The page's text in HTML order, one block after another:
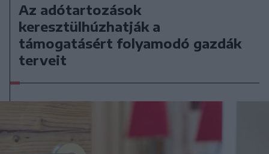
Az adótartozások
keresztülhúzhatják a
támogatásért folyamodó gazdák
terveit